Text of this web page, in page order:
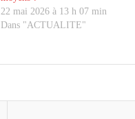
22 mai 2026 à 13 h 07 min
Dans "ACTUALITE"